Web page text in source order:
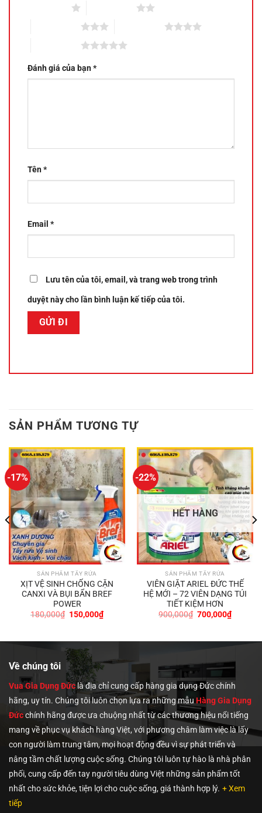
Đánh giá của bạn*
Tên*
Email *
Lưu tên của tôi, email, và trang web trong trình
duyệt này cho lần bình luận kế tiếp của tôi.
SẢN PHẨM TƯƠNG TỰ
-17%
SẢN PHẨM TẨY RỬA
XỊT VỆ SINH CHỐNG CẶN
CANXI VÀ BỤI BẨN BREF
POWER
180,000₫ Giá
150,000₫Giá
hiện
150,000₫.
-22%
HẾT HÀNG
SẢN PHẨM TẨY RỬA
VIÊN GIẶT ARIEL ĐỨC THẾ
HỆ MỚI – 72 VIÊN DẠNG TÚI
TIẾT KIỆM HƠN
900,000₫ Giá
700,000₫Giá
hiện
Về chúng tôi
Vua Gia Dụng Đứclà địa chỉ cung cấp hàng gia dụng Đức chính
hãng, uy tín. Chúng tôiluôn chọn lựa ra những mẫu Hàng Gia Dụng
Đứcchính hãng được ưa chuộng nhất từ các thương hiệu nổi tiếng
mang về phục vụ khách hàng Việt, với phương châm làm việc là lấy
con người làm trung tâm, mọi hoạt động đều vì sự phát triển và
nâng tầm chất lượng cuộc sống. Chúng tôi luôn tự hào là nhà phân
phối, cung cấp đến tay người tiêu dùng Việt những sản phẩm tốt
nhất cho sức khỏe, tiện lợi cho cuộc sống, giá thành hợp lý. + Xem
tiếp